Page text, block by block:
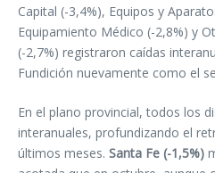
Capital (-3,4%), Equipos y
Equipamiento Médico (-2,8%) y
(-2,7%) registraron caídas
Fundición nuevamente como el
En el plano provincial, todos los
interanuales, profundizando el
últimos meses. Santa Fe (-1,5%)